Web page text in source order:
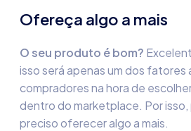
Ofereça algo a mais
O seu produto é bom?
isso será apenas um dos fatores
compradores na hora de
dentro do marketplace. Por
preciso oferecer algo a mais.